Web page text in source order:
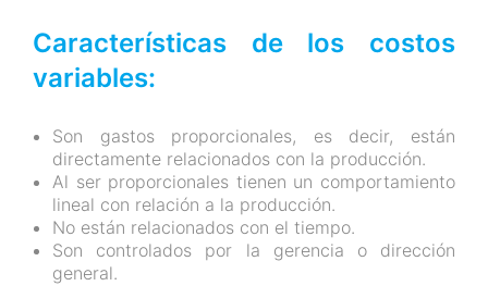
Características de los costos
variables:
Son gastos proporcionales, es decir, están
directamente relacionados con la producción.
Al ser proporcionales tienen un comportamiento
lineal con relación a la producción.
No están relacionados con el tiempo.
Son controlados por la gerencia o dirección
general.